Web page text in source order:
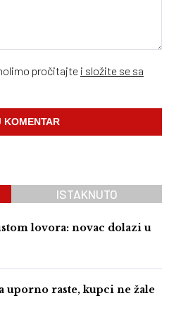
pročitajte i složite se sa
ISTAKNUTO
lovora: novac dolazi u
uporno raste, kupci ne žale